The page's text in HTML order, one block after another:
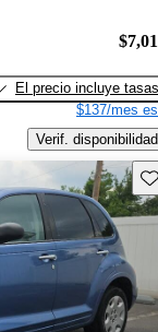
El precio incluye tasas
$137/mes
Verif. disponibilidad